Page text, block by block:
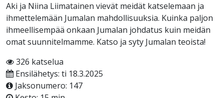
Aki ja Niina Liimatainen vievät meidät katselemaan ja
ihmettelemään Jumalan mahdollisuuksia. Kuinka paljon
ihmeellisempää onkaan Jumalan johdatus kuin meidän
omat suunnitelmamme. Katso ja syty Jumalan teoista!
326 katselua
Ensilähetys: ti 18.3.2025
Jaksonumero: 147